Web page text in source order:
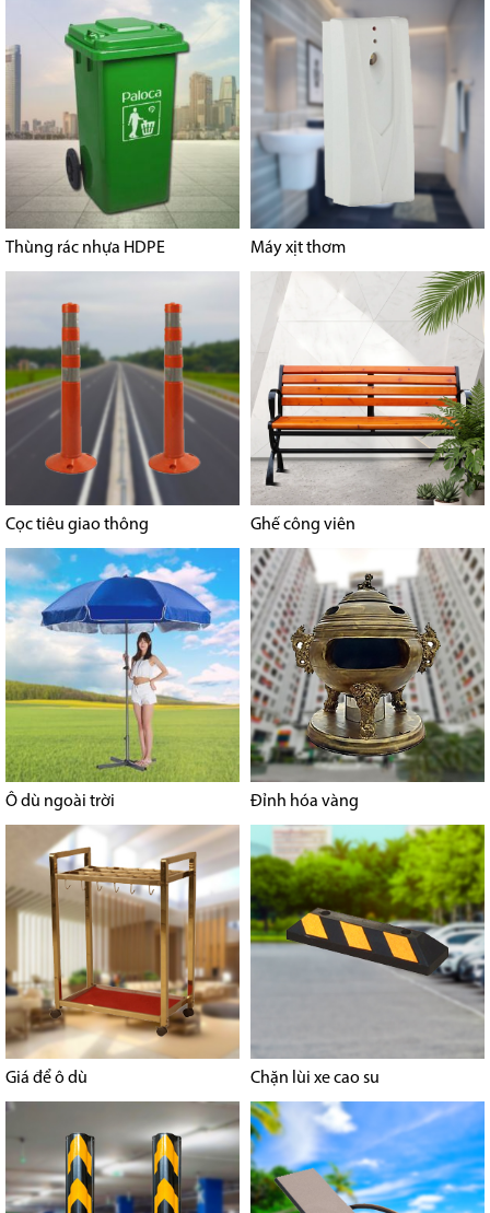
Thùng rác nhựa HDPE Máy xịt thơm
Cọc tiêu giao thông Ghế công viên
Ô dù ngoài trời Đỉnh hóa vàng
Giá để ô dù Chặn lùi xe cao su